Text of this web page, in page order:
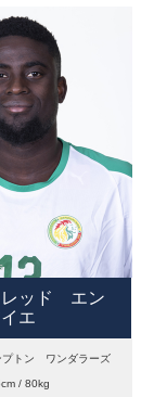
レッド エン
エ
プトン ワンダラーズ
/ 80kg